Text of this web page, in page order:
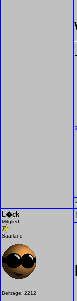
L�ck
Mitglied
Saarland
Beiträge: 2212